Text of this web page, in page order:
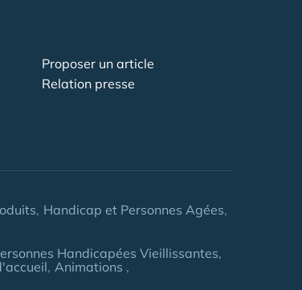
Proposer un article
Relation presse
Handicap et Personnes Agées
Handicapées Vieillissantes
Animations